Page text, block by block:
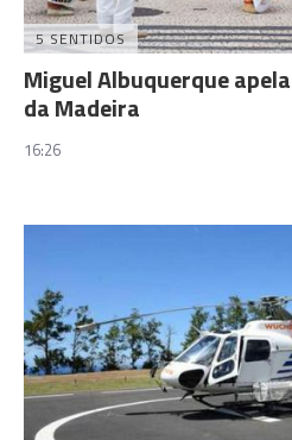
5 SENTIDOS
Miguel Albuquerque
da Madeira
16:26